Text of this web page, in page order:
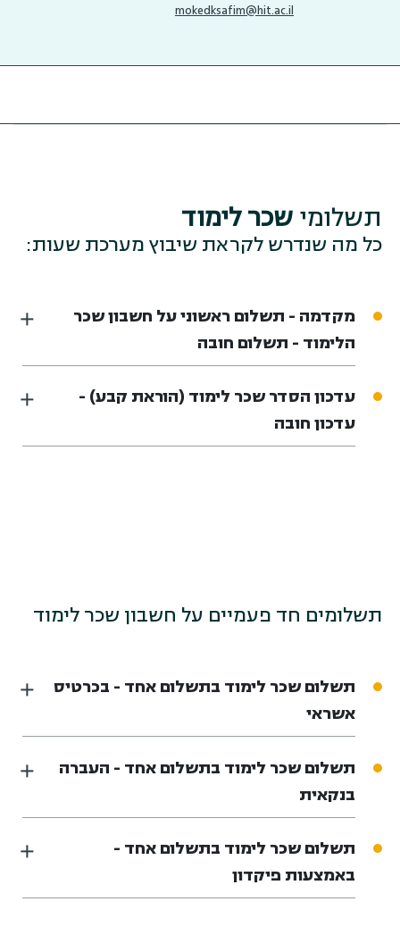
mokedksafim@hit.ac.il
תשלומי שכר לימוד
כל מה שנדרש לקראת שיבוץ מערכת שעות:
מקדמה - תשלום ראשוני על חשבון שכר
הלימוד - תשלום חובה
עדכון הסדר שכר לימוד (הוראת קבע) -
עדכון חובה
תשלומים חד פעמיים על חשבון שכר לימוד
תשלום שכר לימוד בתשלום אחד - בכרטיס
אשראי
תשלום שכר לימוד בתשלום אחד - העברה
בנקאית
תשלום שכר לימוד בתשלום אחד -
באמצעות פיקדון